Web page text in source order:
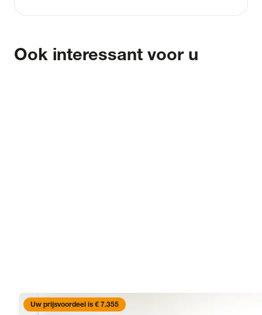
Ook interessant voor u
Uw prijsvoordeel is € 7.355